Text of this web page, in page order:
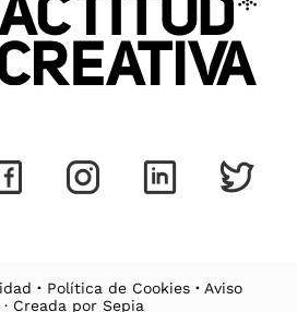
· Política de Cookies · Aviso
· Creada por Sepia